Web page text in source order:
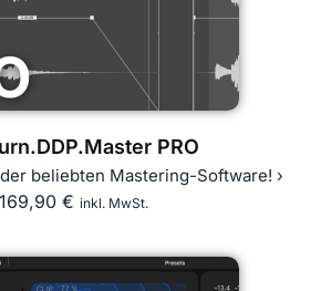
PRO
beliebten Mastering-Software! ›
169,90 € inkl. MwSt.